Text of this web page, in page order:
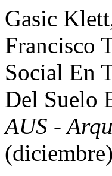
Gasic
Francisco
Social En
Del Suelo
AUS -